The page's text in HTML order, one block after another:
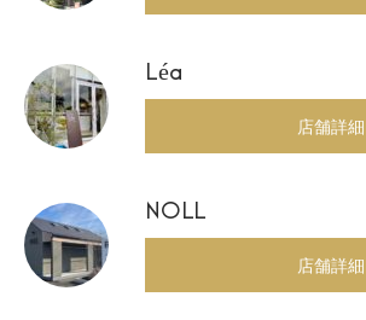
Léa
店舗詳細
NOLL
店舗詳細